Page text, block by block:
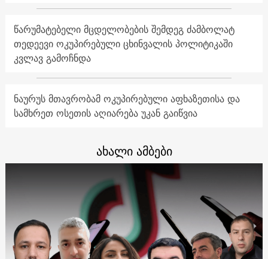
წარუმატებელი მცდელობების შემდეგ ძამბოლატ
თედეევი ოკუპირებული ცხინვალის პოლიტიკაში
კვლავ გამოჩნდა
ნაურუს მთავრობამ ოკუპირებული აფხაზეთისა და
სამხრეთ ოსეთის აღიარება უკან გაიწვია
ახალი ამბები